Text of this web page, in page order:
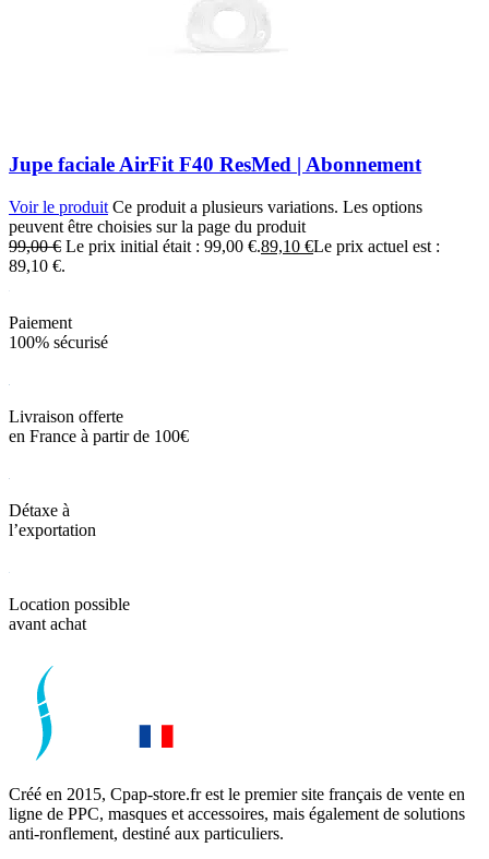
Jupe faciale AirFit F40 ResMed | Abonnement
Voir le produit Ce produit a plusieurs variations. Les options
peuvent être choisies sur la page du produit
99,00€ Le prix initial était : 99,00 €.89,10 €Le prix actuel est :
89,10 €.
Paiement
100% sécurisé
Livraison offerte
en France à partir de 100€
Détaxe à
l’exportation
Location possible
avant achat
Créé en 2015, Cpap-store.fr est le premier site français de vente en
ligne de PPC, masques et accessoires, mais également de solutions
anti-ronflement, destiné aux particuliers.